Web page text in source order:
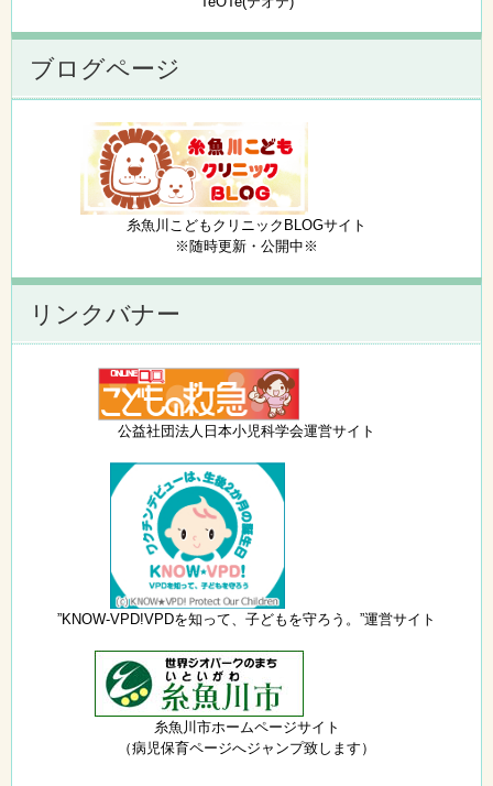
ブログページ
糸魚川こどもクリニックBLOGサイト
※随時更新・公開中※
リンクバナー
公益社団法人日本小児科学会運営サイト
”KNOW-VPD!VPDを知って、子どもを守ろう。”運営サイト
糸魚川市ホームページサイト
（病児保育ページへジャンプ致します）